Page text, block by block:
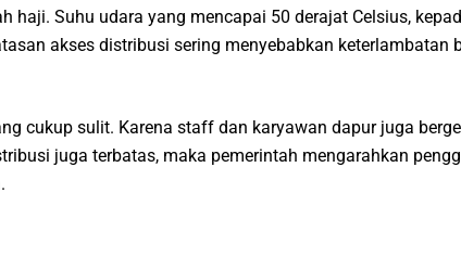
haji. Suhu udara yang mencapai 50 derajat Celsius,
akses distribusi sering menyebabkan keterlambatan
cukup sulit. Karena staff dan karyawan dapur juga
juga terbatas, maka pemerintah mengarahkan